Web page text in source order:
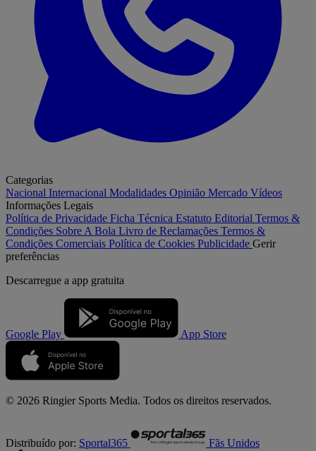
Categorias
Nacional Internacional Modalidades Opinião Mercado Vídeos
Informações Legais
Política de Privacidade Ficha Técnica Estatuto Editorial Termos &
Condições Sobre A Bola Livro de Reclamações Termos &
Condições Comerciais Política de Cookies Publicidade Gerir
preferências
Descarregue a app gratuita
Google Play App Store
© 2026 Ringier Sports Media. Todos os direitos reservados.
Distribuído por: Sportal365 Fãs Unidos